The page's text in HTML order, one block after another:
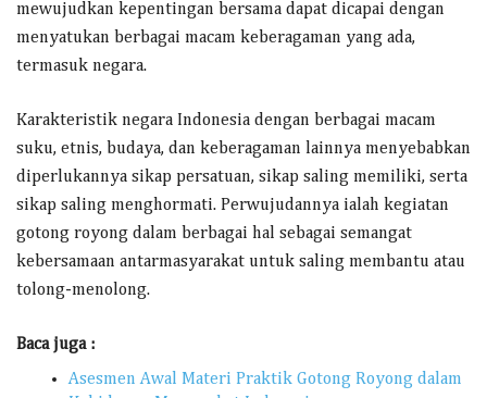
mewujudkan kepentingan bersama dapat dicapai dengan
menyatukan berbagai macam keberagaman yang ada,
termasuk negara.
Karakteristik negara Indonesia dengan berbagai macam
suku, etnis, budaya, dan keberagaman lainnya menyebabkan
diperlukannya sikap persatuan, sikap saling memiliki, serta
sikap saling menghormati. Perwujudannya ialah kegiatan
gotong royong dalam berbagai hal sebagai semangat
kebersamaan antarmasyarakat untuk saling membantu atau
tolong-menolong.
Baca juga :
Asesmen Awal Materi Praktik Gotong Royong dalam